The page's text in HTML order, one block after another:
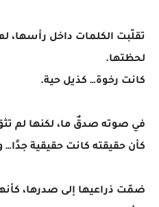
تقلّبت الكلمات داخل رأسها،
لحظتها.
كانت رخوة… كذيل حية.
في صوته صدقٌ ما، لكنها لم
كأن حقيقته كانت حقيقية
ضمّت ذراعيها إلى صدرها،